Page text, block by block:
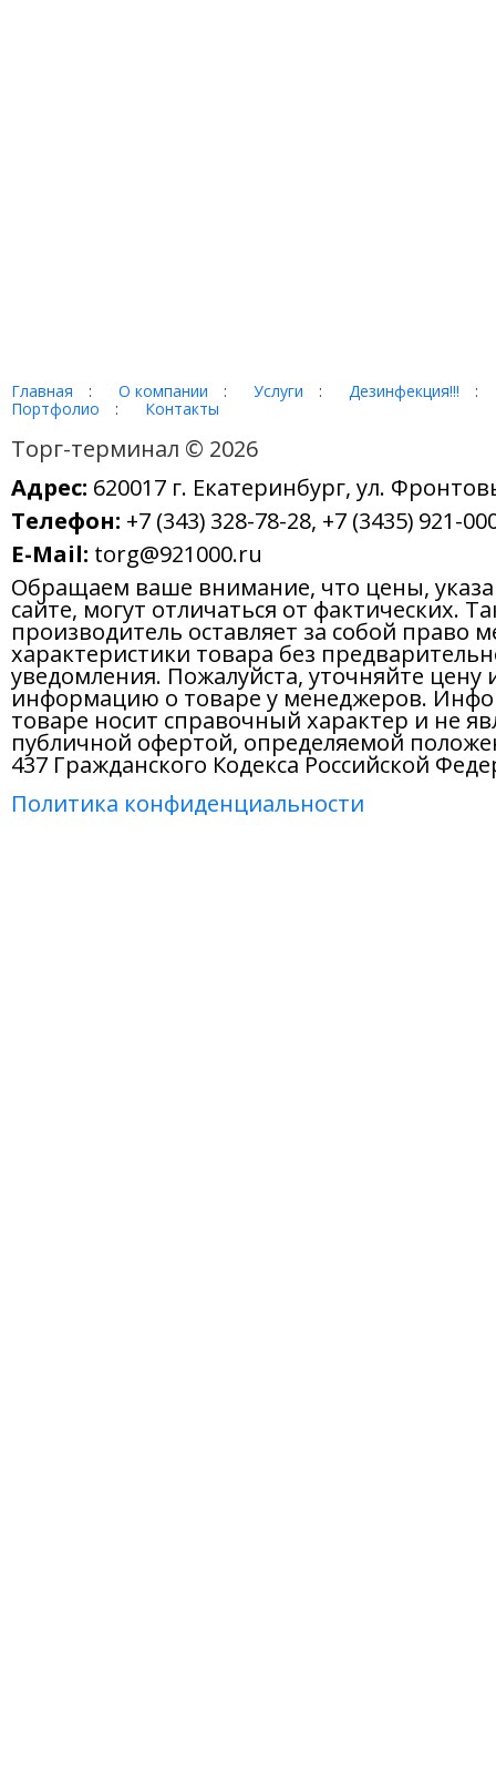
Главная : О компании : Услуги : Дезинфекция!!!
:
Портфолио
: Контакты
Торг-терминал © 2026
Адрес: 620017 г. Екатеринбург, ул.
Телефон: +7 (343) 328-78-28, +7 (3435) 921-
E-Mail: torg@921000.ru
Обращаем ваше внимание, что цены,
сайте, могут отличаться от фактических.
производитель оставляет за собой право
характеристики товара без
уведомления. Пожалуйста, уточняйте цену
информацию о товаре у менеджеров.
товаре носит справочный характер и не
публичной офертой, определяемой
437 Гражданского Кодекса Российской
Политика конфиденциальности